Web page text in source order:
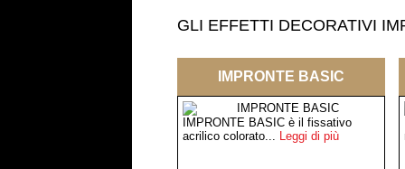
GLI EFFETTI DECORATIVI
IMPRONTE BASIC
IMPRONTE BASIC è il fissativo
acrilico colorato... Leggi di più